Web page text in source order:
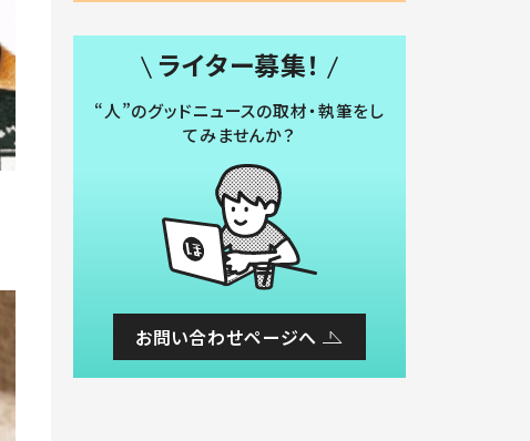
ライター募集！
“人”のグッドニュースの取材・執筆をし
てみませんか？
お問い合わせページへ